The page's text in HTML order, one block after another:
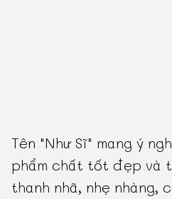
Tên "Như Sĩ" mang ý
phẩm chất tốt đẹp và
thanh nhã, nhẹ nhàng,